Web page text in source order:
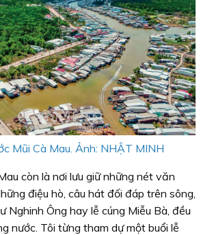
Mũi Cà Mau. Ảnh: NHẬT MINH
còn là nơi lưu giữ những nét văn
điệu hò, câu hát đối đáp trên sông,
Nghinh Ông hay lễ cúng Miễu Bà, đều
nước. Tôi từng tham dự một buổi lễ